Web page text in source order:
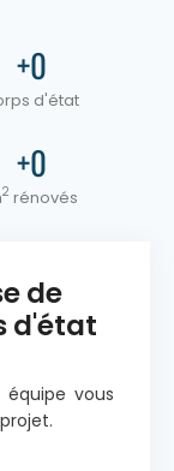
d'état
+0
2 rénovés
+0
de
d'état
vous